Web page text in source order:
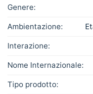
Genere:
Ambientazione:
Interazione:
Nome Internazionale:
Tipo prodotto: